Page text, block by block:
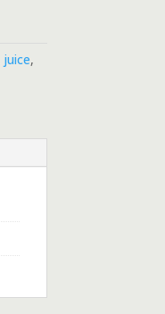
juice,